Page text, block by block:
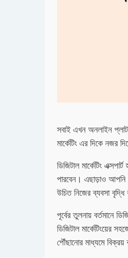
সবাই এখন অনলাইন
মার্কেটিং এর দিকে নজর
ডিজিটাল মার্কেটিং
পারবেন। এছাড়াও আপনি
উচিত নিজের ব্যবসা বৃদ্ধি
পূর্বের তুলনায় বর্তমানে
ডিজিটাল মার্কেটিংয়ের
পৌঁছানোর মাধ্যমে বিক্রয়